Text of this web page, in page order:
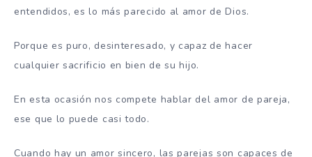
entendidos, es lo más parecido al amor de Dios.
Porque es puro, desinteresado, y capaz de hacer
cualquier sacrificio en bien de su hijo.
En esta ocasión nos compete hablar del amor de pareja,
ese que lo puede casi todo.
Cuando hay un amor sincero, las parejas son capaces de